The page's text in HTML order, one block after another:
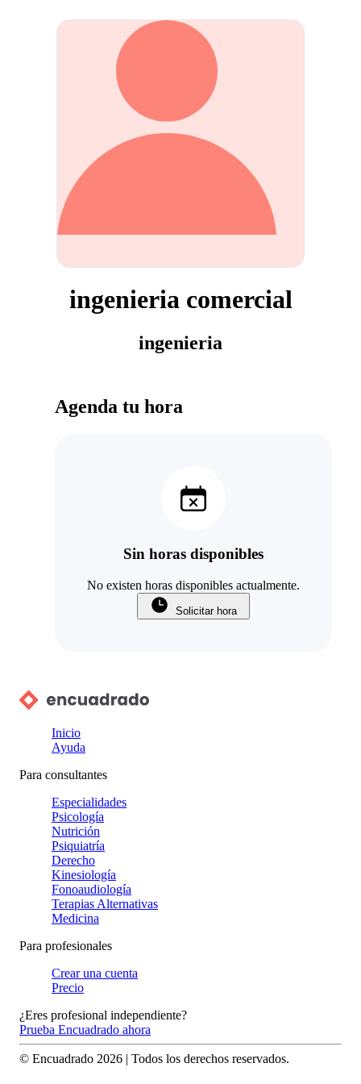
ingenieria comercial
ingenieria
Agenda tu hora
Sin horas disponibles
No existen horas disponibles actualmente.
Solicitar hora
Inicio
Ayuda
Para consultantes
Especialidades
Psicología
Nutrición
Psiquiatría
Derecho
Kinesiología
Fonoaudiología
Terapias Alternativas
Medicina
Para profesionales
Crear una cuenta
Precio
¿Eres profesional independiente?
Prueba Encuadrado ahora
© Encuadrado 2026 | Todos los derechos reservados.